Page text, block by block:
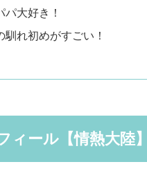
パ大好き！
馴れ初めがすごい！
ール【情熱大陸】